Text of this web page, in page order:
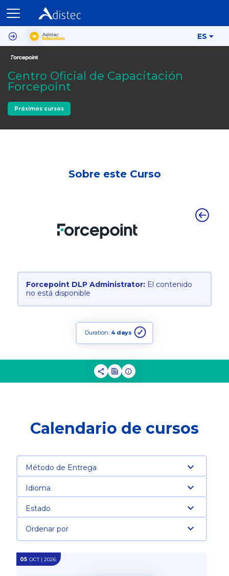
ES
Centro Oficial de Capacitación
Forcepoint
Próximos cursos
Sobre este Curso
Forcepoint DLP Administrator: El contenido
no está disponible
Duration: 4 days
Calendario de cursos
Método de Entrega
Idioma
Estado
Ordenar por
05 OCT | 2026